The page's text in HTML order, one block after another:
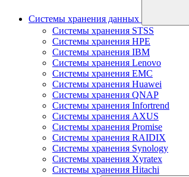
Системы хранения данных
Системы хранения STSS
Системы хранения HPE
Системы хранения IBM
Системы хранения Lenovo
Системы хранения EMC
Системы хранения Huawei
Системы хранения QNAP
Системы хранения Infortrend
Системы хранения AXUS
Системы хранения Promise
Системы хранения RAIDIX
Системы хранения Synology
Системы хранения Xyratex
Системы хранения Hitachi